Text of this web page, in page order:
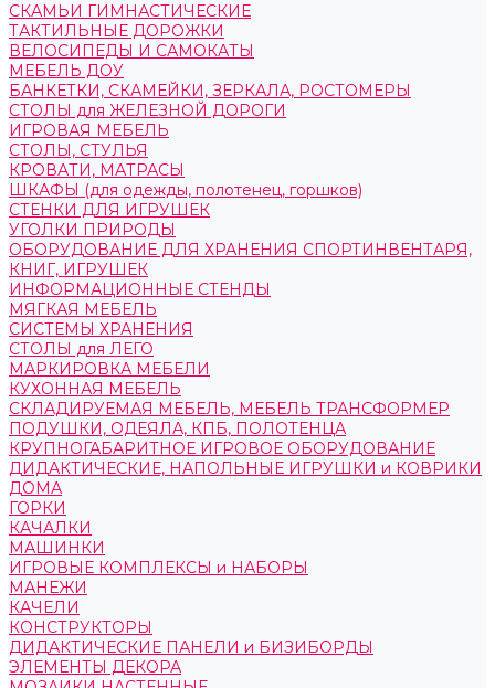
СКАМЬИ ГИМНАСТИЧЕСКИЕ
ТАКТИЛЬНЫЕ ДОРОЖКИ
ВЕЛОСИПЕДЫ И САМОКАТЫ
МЕБЕЛЬ ДОУ
БАНКЕТКИ, СКАМЕЙКИ, ЗЕРКАЛА, РОСТОМЕРЫ
СТОЛЫ для ЖЕЛЕЗНОЙ ДОРОГИ
ИГРОВАЯ МЕБЕЛЬ
СТОЛЫ, СТУЛЬЯ
КРОВАТИ, МАТРАСЫ
ШКАФЫ (для одежды, полотенец, горшков)
СТЕНКИ ДЛЯ ИГРУШЕК
УГОЛКИ ПРИРОДЫ
ОБОРУДОВАНИЕ ДЛЯ ХРАНЕНИЯ СПОРТИНВЕНТАРЯ,
КНИГ, ИГРУШЕК
ИНФОРМАЦИОННЫЕ СТЕНДЫ
МЯГКАЯ МЕБЕЛЬ
СИСТЕМЫ ХРАНЕНИЯ
СТОЛЫ для ЛЕГО
МАРКИРОВКА МЕБЕЛИ
КУХОННАЯ МЕБЕЛЬ
СКЛАДИРУЕМАЯ МЕБЕЛЬ, МЕБЕЛЬ ТРАНСФОРМЕР
ПОДУШКИ, ОДЕЯЛА, КПБ, ПОЛОТЕНЦА
КРУПНОГАБАРИТНОЕ ИГРОВОЕ ОБОРУДОВАНИЕ
ДИДАКТИЧЕСКИЕ, НАПОЛЬНЫЕ ИГРУШКИ и КОВРИКИ
ДОМА
ГОРКИ
КАЧАЛКИ
МАШИНКИ
ИГРОВЫЕ КОМПЛЕКСЫ и НАБОРЫ
МАНЕЖИ
КАЧЕЛИ
КОНСТРУКТОРЫ
ДИДАКТИЧЕСКИЕ ПАНЕЛИ и БИЗИБОРДЫ
ЭЛЕМЕНТЫ ДЕКОРА